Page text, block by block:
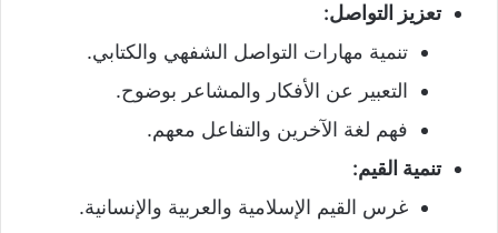
التعبير والإنشاء
الدورة الثانية
النصوص القرائية
المجال الاجتماعي والاقتصادي
المجال الفني والثقافي
تعزيز التواصل:
تنمية مهارات التواصل الشفهي والكتابي.
التعبير عن الأفكار والمشاعر بوضوح.
فهم لغة الآخرين والتفاعل معهم.
تنمية القيم:
غرس القيم الإسلامية والعربية والإنسانية.